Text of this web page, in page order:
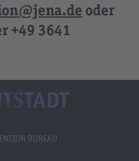
oder
+49 3641
BUREAU